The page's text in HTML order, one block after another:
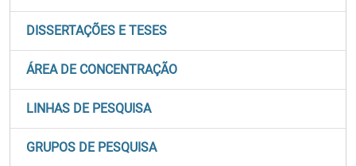
DISSERTAÇÕES E TESES
ÁREA DE CONCENTRAÇÃO
LINHAS DE PESQUISA
GRUPOS DE PESQUISA